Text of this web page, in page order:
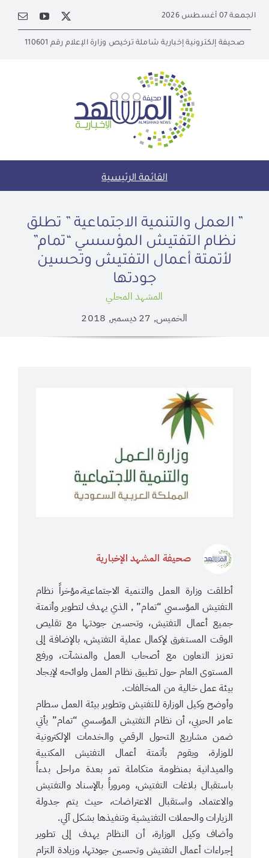
content
الجمعة 07 أغسطس 2026
صحيفة إلكترونية إخبارية شاملة ترخيص وزارة الإعلام رقم 110601
القائمة الرئيسية
” العمل والتنمية الاجتماعية ” تطلق
نظام التفتيش المؤسسي “تمام”
لأتمتة أعمال التفتيش وتحسين
جودتها
المشهد المحلي
الخميس, 27 ديسمبر, 2018
صحيفة المشهد الإخبارية
أطلقت وزارة العمل والتنمية الاجتماعية،مؤخراً نظام
التفتيش المؤسسي “تمام” , الذي يهدف لتطوير وأتمتة
جميع أعمال التفتيش، وتحسين جودتها مع تقليص
الوقت المستغرق لإكمال عملية التفتيش، بالإضافة إلى
تعزيز التعاون مع أصحاب العمل والمنشآت، ورفع
المستوى العام حول تطبيق نظام العمل ولوائحه لإيجاد
بيئة عمل خالية من المخالفات.
وأوضح وكيل الوزارة للتفتيش وتطوير بيئة العمل سطام
عامر الحربي، أن نظام التفتيش المؤسسي “تمام” يأتي
ضمن مشاريع التحول الرقمي والخدمات الإلكترونية
للوزارة، ويقوم بأتمتة أعمال التفتيش المكتبية
والميدانية بمنظومة متكاملة تمر بعدة مراحل بدءاً
باستقبال بلاغات التفتيش، ومروراً بالإسناد والتفتيش
والاعتماد، واستقبال الاعتراضات، حيث يتم جدولة
الزيارات والحملات التفتيشية وتنفيذها بشكل آلي.
وأضاف وكيل الوزارة، أن النظام يهدف إلى تطوير
إجراءات أعمال التفتيش وتحسين جودتها، وزيادة التزام